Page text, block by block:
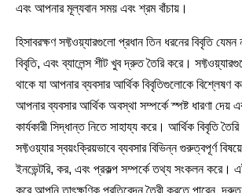
এবং আপনার মূল্যবান সময় এবং শ্রম বাঁচায়।
হিসাবরক্ষণ সফ্টওয়্যারগুলো প্রধান তিন ধরনের বিবৃতি
বিবৃতি, এবং ব্যালেন্স শীট খুব দ্রুত তৈরি করে।
থাকে যা আপনার ব্যবসার আর্থিক বিবৃতিগুলোকে বিশ্লেষণ
আপনার ব্যবসার আর্থিক অবস্থা সম্পর্কে স্পষ্ট ধারণা
কার্যকারী সিদ্ধান্ত নিতে সাহায্য করে। আর্থিক বিবৃতি
সফ্টওয়্যার স্বয়ংক্রিয়ভাবে ব্যবসার বিভিন্ন গুরুত্বপূর্ণ
ইনভেন্টরি, কর, এবং প্রকল্প সম্পর্কে তথ্য সংকলন করে।
করে আপনি তাৎক্ষণিক প্রতিবেদন তৈরী করতে পারেন, দ্রুত